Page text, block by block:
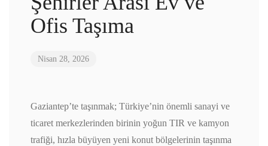
Ofis Taşıma
Nisan 28, 2026
Gaziantep’te taşınmak; Türkiye’nin önemli sanayi ve
ticaret merkezlerinden birinin yoğun TIR ve kamyon
trafiği, hızla büyüyen yeni konut bölgelerinin taşınma